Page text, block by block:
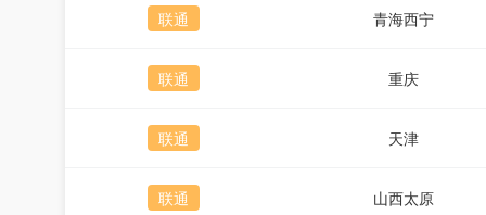
联通 青海西宁
联通 重庆
联通 天津
联通 山西太原